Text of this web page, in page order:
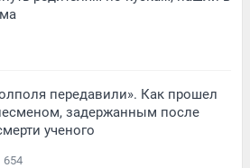
передавили». Как прошел
задержанным после
ученого
654